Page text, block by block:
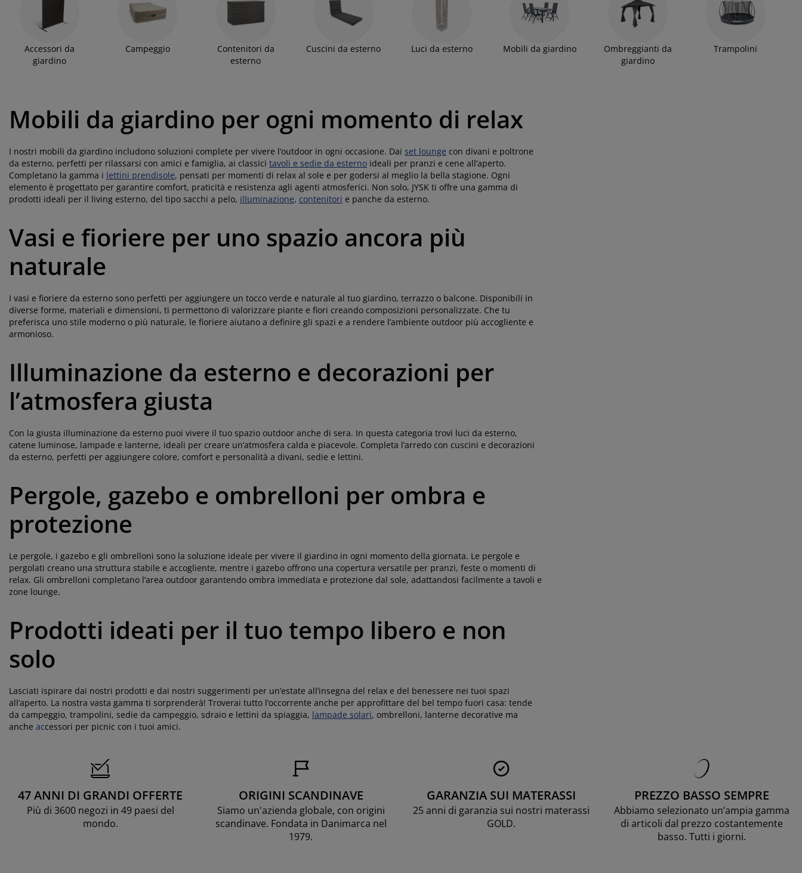
da camera da letto
con contenitore
a doghe
per bambini
per la cura di mobili
per vetri
per la casa
da letto per bambini
per dare più comfort, ma anche un tocco di colore all'esterno della tua casa. Da JYSK troverai mobili da giardino e articoli per
esterni a ottimi prezzi e ideali alle tue esigenze!
Accessori da
giardino
Campeggio
Contenitori da
esterno
Cuscini da esterno Luci da esterno Mobili da giardino
Ombreggianti da
giardino
Trampolini
Mobili da giardino per ogni momento di relax
I nostri mobili da giardino includono soluzioni complete per vivere l’outdoor in ogni occasione. Dai set lounge con divani e poltrone
da esterno, perfetti per rilassarsi con amici e famiglia, ai classici tavoli e sedie da esterno ideali per pranzi e cene all’aperto.
Completano la gamma i lettini prendisole, pensati per momenti di relax al sole e per godersi al meglio la bella stagione. Ogni
elemento è progettato per garantire comfort, praticità e resistenza agli agenti atmosferici. Non solo, JYSK ti offre una gamma di
prodotti ideali per il living esterno, del tipo sacchi a pelo, illuminazione, contenitori e panche da esterno.
Vasi e fioriere per uno spazio ancora più
naturale
I vasi e fioriere da esterno sono perfetti per aggiungere un tocco verde e naturale al tuo giardino, terrazzo o balcone. Disponibili in
diverse forme, materiali e dimensioni, ti permettono di valorizzare piante e fiori creando composizioni personalizzate. Che tu
preferisca uno stile moderno o più naturale, le fioriere aiutano a definire gli spazi e a rendere l’ambiente outdoor più accogliente e
armonioso.
Illuminazione da esterno e decorazioni per
l’atmosfera giusta
Con la giusta illuminazione da esterno puoi vivere il tuo spazio outdoor anche di sera. In questa categoria trovi luci da esterno,
catene luminose, lampade e lanterne, ideali per creare un’atmosfera calda e piacevole. Completa l’arredo con cuscini e decorazioni
da esterno, perfetti per aggiungere colore, comfort e personalità a divani, sedie e lettini.
Pergole, gazebo e ombrelloni per ombra e
protezione
Le pergole, i gazebo e gli ombrelloni sono la soluzione ideale per vivere il giardino in ogni momento della giornata. Le pergole e
pergolati creano una struttura stabile e accogliente, mentre i gazebo offrono una copertura versatile per pranzi, feste o momenti di
relax. Gli ombrelloni completano l’area outdoor garantendo ombra immediata e protezione dal sole, adattandosi facilmente a tavoli e
zone lounge.
Prodotti ideati per il tuo tempo libero e non
solo
Lasciati ispirare dai nostri prodotti e dai nostri suggerimenti per un’estate all’insegna del relax e del benessere nei tuoi spazi
all’aperto. La nostra vasta gamma ti sorprenderà! Troverai tutto l’occorrente anche per approfittare del bel tempo fuori casa: tende
da campeggio, trampolini, sedie da campeggio, sdraio e lettini da spiaggia, lampade solari, ombrelloni, lanterne decorative ma
anche accessori per picnic con i tuoi amici.
47 ANNI DI GRANDI OFFERTE
Più di 3600 negozi in 49 paesi del
mondo.
ORIGINI SCANDINAVE
Siamo un'azienda globale, con origini
scandinave. Fondata in Danimarca nel
1979.
GARANZIA SUI MATERASSI
25 anni di garanzia sui nostri materassi
GOLD.
PREZZO BASSO SEMPRE
Abbiamo selezionato un’ampia gamma
di articoli dal prezzo costantemente
basso. Tutti i giorni.